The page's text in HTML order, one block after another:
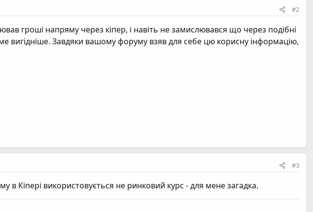
#2
гроші напряму через кіпер, і навіть не замислювався що через подібні
вигідніше. Завдяки вашому форуму взяв для себе цю корисну інформацію,
#3
в Кіпері використовується не ринковий курс - для мене загадка.